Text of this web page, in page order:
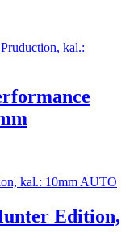
Edition,